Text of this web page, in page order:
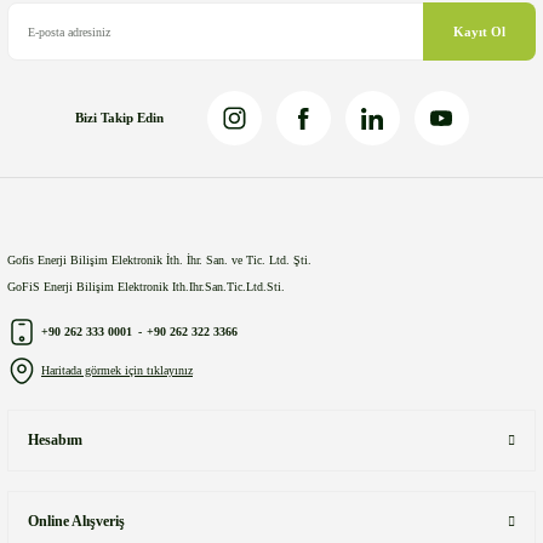
Kayıt Ol
Bizi Takip Edin
Gofis Enerji Bilişim Elektronik İth. İhr. San. ve Tic. Ltd. Şti.
GoFiS Enerji Bilişim Elektronik Ith.Ihr.San.Tic.Ltd.Sti.
+90 262 333 0001 - +90 262 322 3366
Haritada görmek için tıklayınız
Hesabım
Online Alışveriş